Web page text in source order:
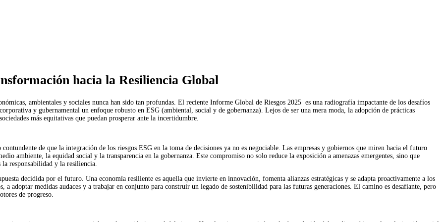
hacia la Resiliencia Global
ambientales y sociales nunca han sido tan profundas. El reciente Informe Global de Riesgos 2025 es una radiografía impactante de los desafíos
y gubernamental un enfoque robusto en ESG (ambiental, social y de gobernanza). Lejos de ser una mera moda, la adopción de prácticas
más equitativas que puedan prosperar ante la incertidumbre.
contundente de que la integración de los riesgos ESG en la toma de decisiones ya no es negociable. Las empresas y gobiernos que miren hacia el futuro
ambiente, la equidad social y la transparencia en la gobernanza. Este compromiso no solo reduce la exposición a amenazas emergentes, sino que
responsabilidad y la resiliencia.
decidida por el futuro. Una economía resiliente es aquella que invierte en innovación, fomenta alianzas estratégicas y se adapta proactivamente a los
adoptar medidas audaces y a trabajar en conjunto para construir un legado de sostenibilidad para las futuras generaciones. El camino es desafiante, pero
de progreso.